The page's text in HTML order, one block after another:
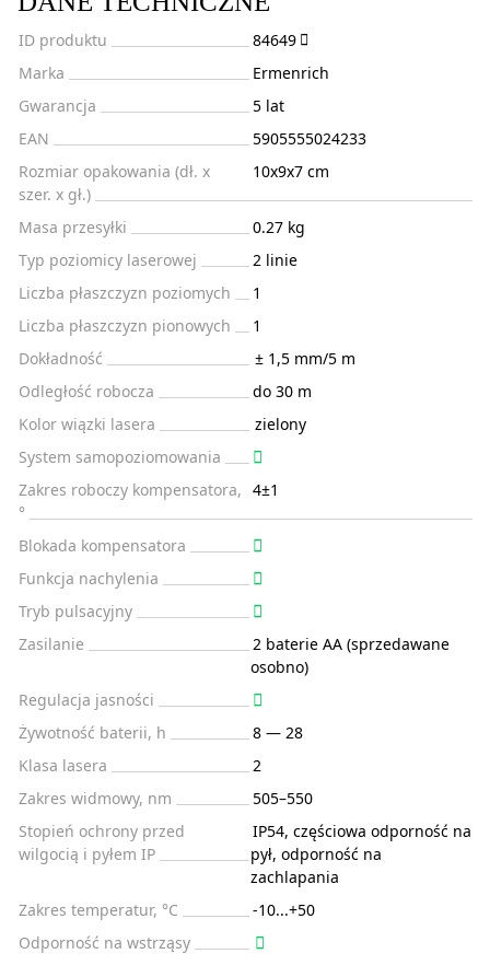
ID produktu
84649
Marka
Ermenrich
Gwarancja
5 lat
EAN
5905555024233
Rozmiar opakowania (dł. x
szer. x gł.)
10x9x7 cm
Masa przesyłki
0.27 kg
Typ poziomicy laserowej
2 linie
Liczba płaszczyzn poziomych
1
Liczba płaszczyzn pionowych
1
Dokładność
± 1,5 mm/5 m
Odległość robocza
do 30 m
Kolor wiązki lasera
zielony
System samopoziomowania
Zakres roboczy kompensatora,
°
4±1
Blokada kompensatora
Funkcja nachylenia
Tryb pulsacyjny
Zasilanie
2 baterie AA (sprzedawane
osobno)
Regulacja jasności
Żywotność baterii, h
8 — 28
Klasa lasera
2
Zakres widmowy, nm
505–550
Stopień ochrony przed
wilgocią i pyłem IP
IP54, częściowa odporność na
pył, odporność na
zachlapania
Zakres temperatur, °C
-10...+50
Odporność na wstrząsy